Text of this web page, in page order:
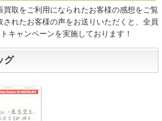
取をご利用になられたお客様の感想をご覧
れたお客様の声をお送りいただくと、全員
キャンペーンを実施しております！
グ